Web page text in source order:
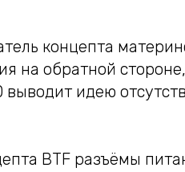
концепта
на обратной
выводит идею
BTF разъёмы